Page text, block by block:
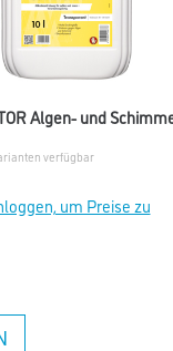
Algen- und
verfügbar
um Preise zu